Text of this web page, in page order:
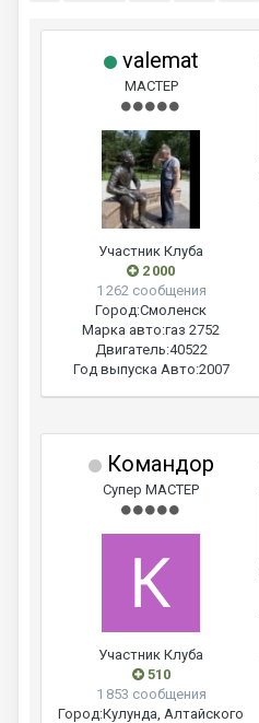
valemat
МАСТЕР
Участник Клуба
2 000
1 262 сообщения
Город:Смоленск
Марка авто:газ 2752
Двигатель:40522
Год выпуска Авто:2007
Командор
Супер МАСТЕР
Участник Клуба
510
1 853 сообщения
Город:Кулунда, Алтайского